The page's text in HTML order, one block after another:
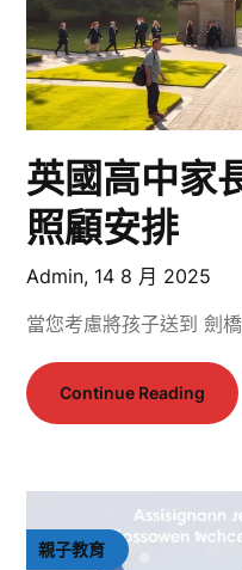
英國高中家
照顧安排
Admin, 14 8 月 2025
當您考慮將孩子送到 劍
Continue Reading
親子教育